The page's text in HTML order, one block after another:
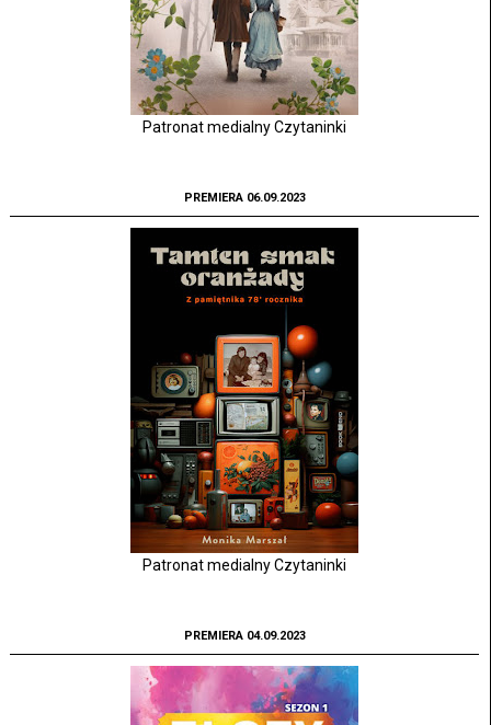
Patronat medialny Czytaninki
PREMIERA 06.09.2023
Patronat medialny Czytaninki
PREMIERA 04.09.2023